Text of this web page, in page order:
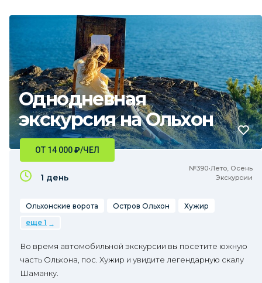
Однодневная
экскурсия на Ольхон
№390•Лето, Осень
Экскурсии
ОТ 14 000₽/ЧЕЛ
1 день
Ольхонские ворота Остров Ольхон
Хужир
еще 1
Во время автомобильной экскурсии вы посетите южную
часть Ольхона, пос. Хужир и увидите легендарную скалу
Шаманку.